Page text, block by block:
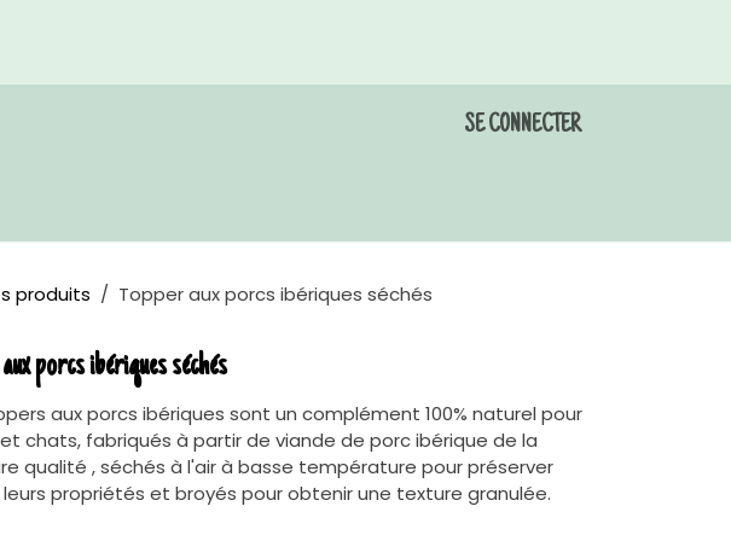
SE CONNECTER
produits Topper aux porcs ibériques séchés
porcs ibériques séchés
aux porcs ibériques sont un complément 100% naturel pour
chats, fabriqués à partir de viande de porc ibérique de la
qualité , séchés à l'air à basse température pour préserver
propriétés et broyés pour obtenir une texture granulée.